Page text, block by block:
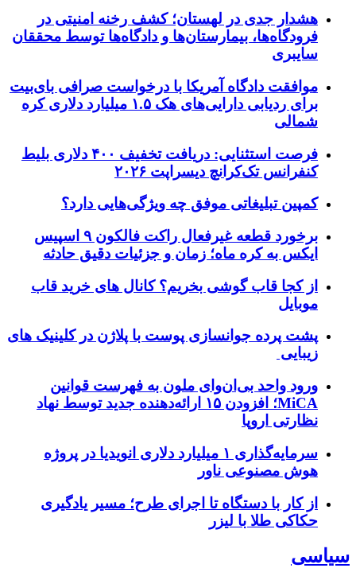
هشدار جدی در لهستان؛ کشف رخنه امنیتی در
فرودگاه‌ها، بیمارستان‌ها و دادگاه‌ها توسط محققان
سایبری
موافقت دادگاه آمریکا با درخواست صرافی بای‌بیت
برای ردیابی دارایی‌های هک ۱.۵ میلیارد دلاری کره
شمالی
فرصت استثنایی: دریافت تخفیف ۴۰۰ دلاری بلیط
کنفرانس تک‌کرانچ دیسراپت ۲۰۲۶
کمپین تبلیغاتی موفق چه ویژگی‌هایی دارد؟
برخورد قطعه غیرفعال راکت فالکون ۹ اسپیس
ایکس به کره ماه؛ زمان و جزئیات دقیق حادثه
از کجا قاب گوشی بخریم؟ کانال های خرید قاب
موبایل
پشت پرده جوانسازی پوست با پلاژن در کلینیک های
زیبایی
ورود واحد بی‌ان‌وای ملون به فهرست قوانین
MiCA؛ افزودن ۱۵ ارائه‌دهنده جدید توسط نهاد
نظارتی اروپا
سرمایه‌گذاری ۱ میلیارد دلاری انویدیا در پروژه
هوش مصنوعی ناور
از کار با دستگاه تا اجرای طرح؛ مسیر یادگیری
حکاکی طلا با لیزر
سیاسی